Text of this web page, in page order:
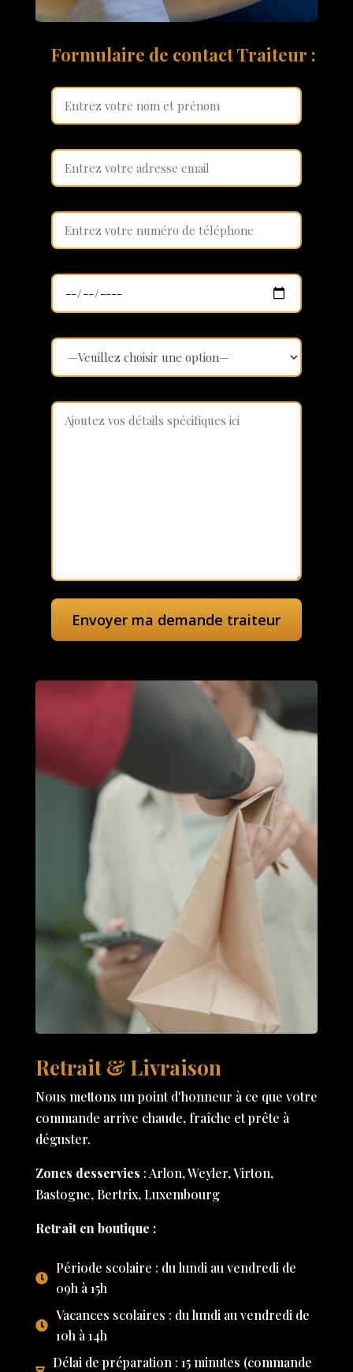
Formulaire de contact Traiteur :
Retrait & Livraison
Nous mettons un point d'honneur à ce que votre
commande arrive chaude, fraîche et prête à
déguster.
Zones desservies : Arlon, Weyler, Virton,
Bastogne, Bertrix, Luxembourg
Retrait en boutique :
Période scolaire : du lundi au vendredi de
09h à 15h
Vacances scolaires : du lundi au vendredi de
10h à 14h
Délai de préparation : 15 minutes (commande